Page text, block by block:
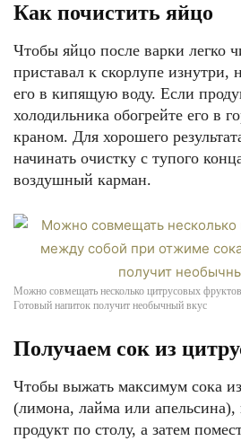
Как почистить яйцо
Чтобы яйцо после варки легко
приставал к скорлупе изнутри,
его в кипящую воду. Если
холодильника обогрейте его в
краном. Для хорошего
начинать очистку с тупого
воздушный карман.
Можно совмещать несколько цитрусовых
Готовый напиток получит необычный вкус
Получаем сок из
Чтобы выжать максимум сока
(лимона, лайма или апельсина),
продукт по столу, а затем